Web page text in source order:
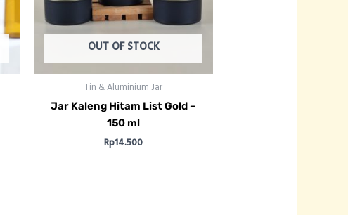
OUT OF STOCK
Tin & Aluminium Jar
Jar Kaleng Hitam List Gold –
150 ml
Rp14.500